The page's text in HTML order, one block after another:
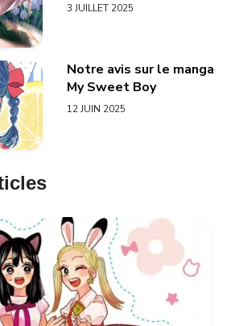
3 JUILLET 2025
Notre avis sur le manga
My Sweet Boy
12 JUIN 2025